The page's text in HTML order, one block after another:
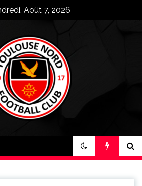
Août 7, 2026
Nord FC
une famille !